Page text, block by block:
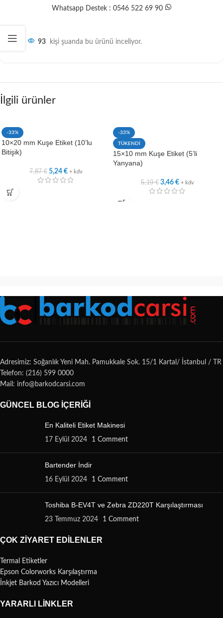
Whatsapp Destek : 0546 522 69 90
93 kişi şuanda bu ürünü inceliyor.
İlgili ürünler
-33%
10×20 mm Kuşe Etiket (10’lu
Bitişik)
7,87€ 5,24 € + kdv
-33%
TÜKENDİ
15×10 mm Kuşe Etiket (5’li
Yanyana)
5,19€ 3,46 € + kdv
Adresimiz: Soğanlık Yeni Mah. Pamukkale Sok. 15/1 Kartal/ İstanbul / TR
Telefon: (216) 599 0000
Mail: info@barkodcarsi.com
GÜNCEL BLOG İÇERIĞI
En Kaliteli Etiket Makinesi
17 Eylül 2024 1 Comment
Bartender İndir
16 Eylül 2024 1 Comment
Toshiba B-EV4T ve Zebra ZD220T Karşılaştırması
23 Temmuz 2024 1 Comment
ÇOK ZIYARET EDILENLER
Termal Etiketler
Epson Colorworks Karşılaştırma
İnkjet Barkod Yazıcı Modelleri
YARARLI LINKLER